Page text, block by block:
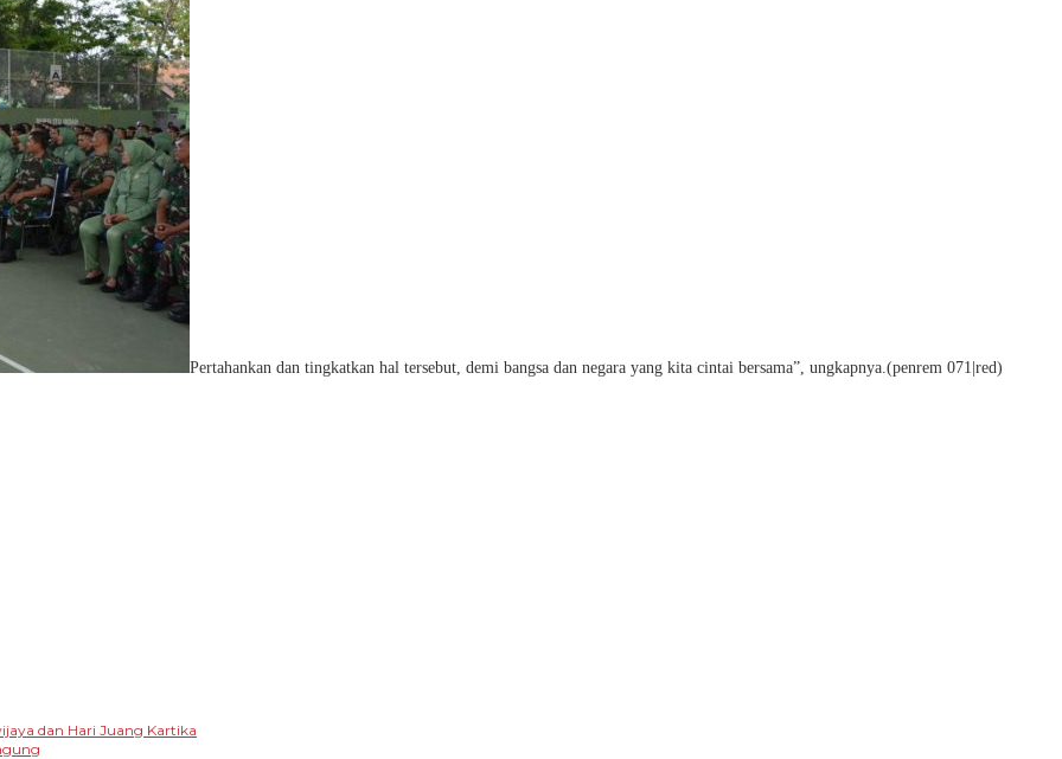
Pertahankan dan tingkatkan hal tersebut, demi bangsa dan negara yang kita cintai bersama”, ungkapnya.(penrem 071|red)
dan Hari Juang Kartika